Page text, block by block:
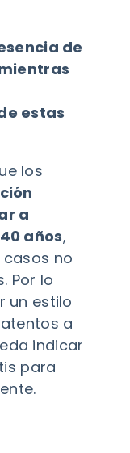
de
estas
los
a
años,
no
Por lo
un estilo
a
indicar
para